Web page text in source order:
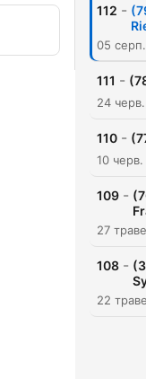
112 -
05
111 -
24
110 -
10
109 -
27
108 -
22